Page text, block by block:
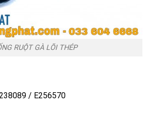
RUỘT GÀ LÕI THÉP
/ E256570